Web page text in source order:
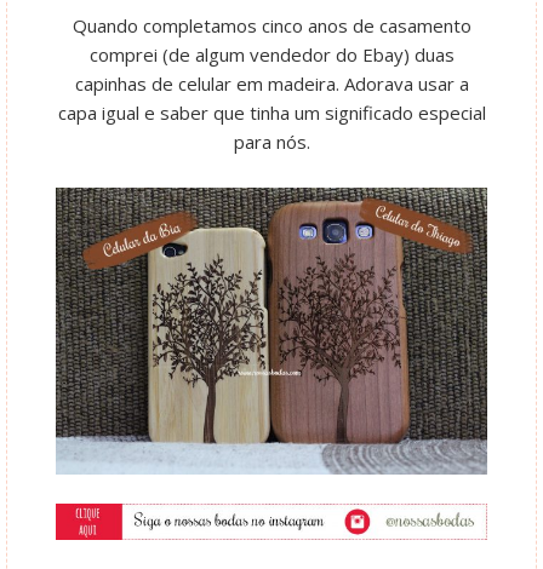
Quando completamos cinco anos de casamento
comprei (de algum vendedor do Ebay) duas
capinhas de celular em madeira. Adorava usar a
capa igual e saber que tinha um significado especial
para nós.